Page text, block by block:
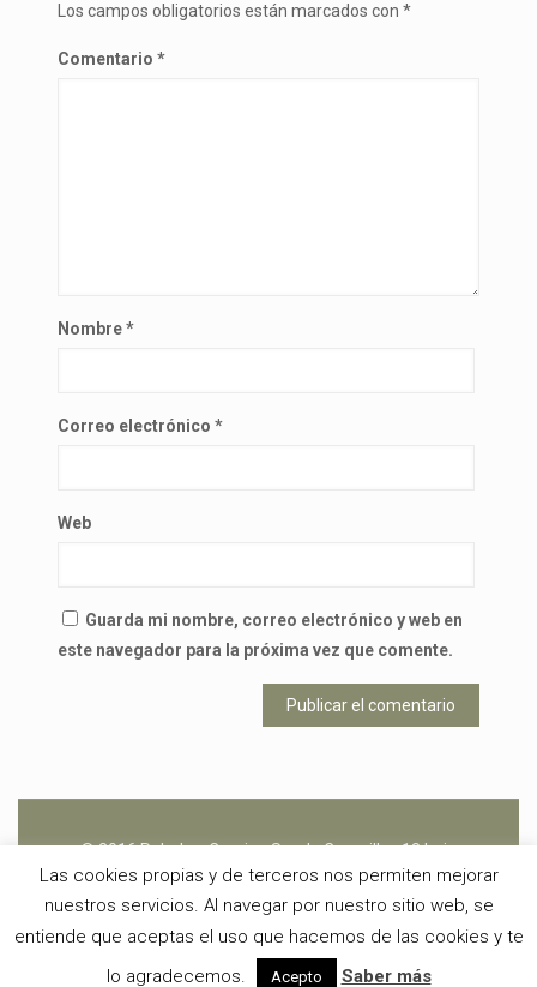
Los campos obligatorios están marcados con *
Comentario *
Nombre*
Correo electrónico *
Web
Guarda mi nombre, correo electrónico y web en
este navegador para la próxima vez que comente.
© 2016 Peludos. Camino Senda Coronillas 18 bajo
26370 - Navarrete (La Rioja) -buzon@peludos.net - 666
450 601 -Aviso Legaly Política de Cookies
Las cookies propias y de terceros nos permiten mejorar
nuestros servicios. Al navegar por nuestro sitio web, se
entiende que aceptas el uso que hacemos de las cookies y te
lo agradecemos.
Acepto Saber más